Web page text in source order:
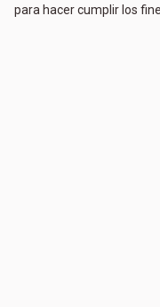
para hacer cumplir los